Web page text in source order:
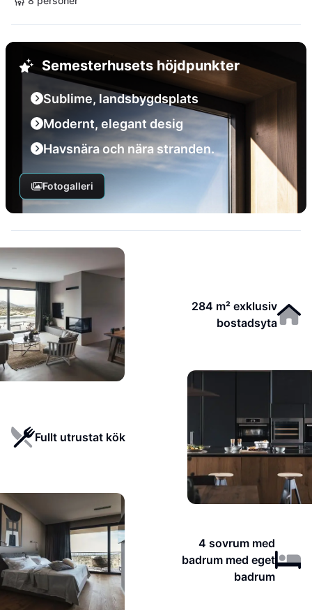
Semesterhusets höjdpunkter
Sublime, landsbygdsplats
Modernt, elegant desig
Havsnära och nära stranden.
Fotogalleri
284 m² exklusiv
bostadsyta
Fullt utrustat kök
4 sovrum med
badrum med eget
badrum